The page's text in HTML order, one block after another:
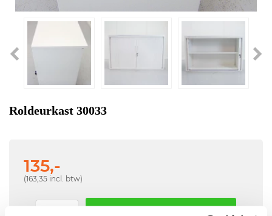
Roldeurkast 30033
135,-
(163,35 incl. btw)